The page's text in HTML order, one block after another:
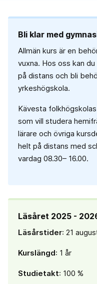
Bli klar med
Allmän kurs är en
vuxna. Hos oss kan
på distans och bli
yrkeshögskola.
Kävesta
som vill studera
lärare och övriga
helt på distans med
vardag 08.30– 16.00.
Läsåret 2025 -
Läsårstider: 21
Kurslängd: 1 år
Studietakt: 100 %